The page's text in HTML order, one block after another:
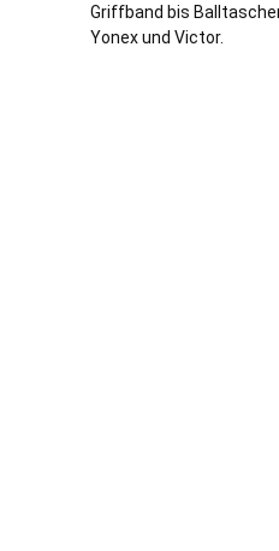
Griffband bis
Yonex und Victor.